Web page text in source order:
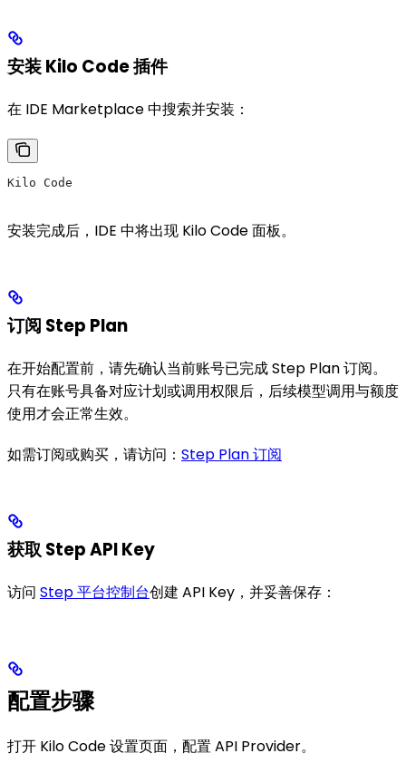
安装 Kilo Code 插件
在 IDE Marketplace 中搜索并安装：
Kilo Code
安装完成后，IDE 中将出现 Kilo Code 面板。
订阅 Step Plan
在开始配置前，请先确认当前账号已完成 Step Plan 订阅。
只有在账号具备对应计划或调用权限后，后续模型调用与额度
使用才会正常生效。
如需订阅或购买，请访问： Step Plan 订阅
获取 Step API Key
访问 Step 平台控制台创建 API Key，并妥善保存：
配置步骤
打开 Kilo Code 设置页面，配置 API Provider。